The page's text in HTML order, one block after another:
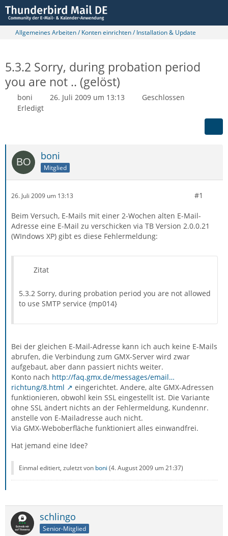
Allgemeines Arbeiten / Konten einrichten / Installation & Update
5.3.2 Sorry, during probation period
you are not .. (gelöst)
boni 26. Juli 2009 um 13:13
Geschlossen
Erledigt
boni
Mitglied
26. Juli 2009 um 13:13 #1
Beim Versuch, E-Mails mit einer 2-Wochen alten E-Mail-
Adresse eine E-Mail zu verschicken via TB Version 2.0.0.21
(WIndows XP) gibt es diese Fehlermeldung:
Zitat
5.3.2 Sorry, during probation period you are not allowed
to use SMTP service {mp014}
Bei der gleichen E-Mail-Adresse kann ich auch keine E-Mails
abrufen, die Verbindung zum GMX-Server wird zwar
aufgebaut, aber dann passiert nichts weiter.
Konto nach http://faq.gmx.de/messages/email…
richtung/8.html
eingerichtet. Andere, alte GMX-Adressen
funktionieren, obwohl kein SSL eingestellt ist. Die Variante
ohne SSL ändert nichts an der Fehlermeldung, Kundennr.
anstelle von E-Mailadresse auch nicht.
Via GMX-Weboberfläche funktioniert alles einwandfrei.
Hat jemand eine Idee?
Einmal editiert, zuletzt von boni (4. August 2009 um 21:37)
schlingo
Senior-Mitglied